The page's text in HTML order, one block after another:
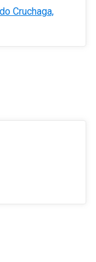
Cruchaga,